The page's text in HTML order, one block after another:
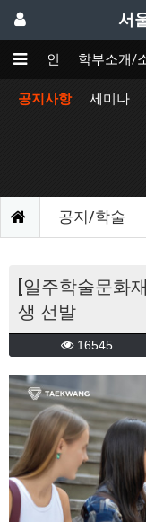
서
메인 학부소개/
공지사항 세미나
공지/학술
[일주학술문화
생 선발
16545